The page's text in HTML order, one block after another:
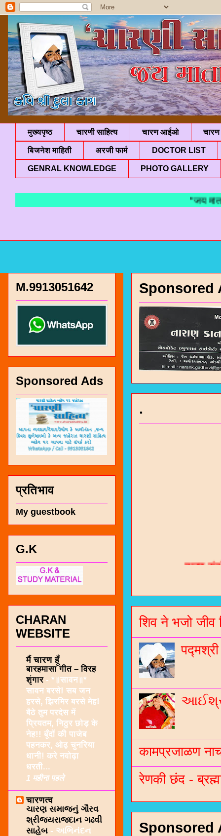
मुख्यपृष्ठ चारणी साहित्य चारण आईओ चारण
बिजनेश माहिती अरजी फार्म DOCTOR LIST
GENRAL KNOWLEDGE PHOTO GALLERY
Sponsored
.
भजन /
जनरल
नंबर
शिव ने भजो जीव
कामप्रजाळण
रेणकी छंद -
Sponsored
M.9913051642
Sponsored Ads
प्रतिभाव
My guestbook
G.K
CHARAN
WEBSITE
मैं चारण हूँ
बारहमासा गीत – विरह
शृंगार - *॥सावन॥*
सावन बरसे! सब जन
हरसे, झिरमिर बरसे मेह!
बैठे तुम परदेस में
प्रियतम, निठुर छोड़ के
नेह!! बूँदों की पाजेब
पहनकर, ओढ़ चुनरिया
धानी! करे नवोढ़ा
धरती...
1 महीना पहले
चारणत्व
ચારણ સમાજનું ગૌરવ
શ્રીજયરાજદાન ગઢવી
સાહેબ - અભિનંદન